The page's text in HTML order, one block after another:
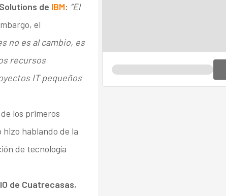
de IBM: “El
el
no es al cambio, es
recursos
IT pequeños
los primeros
hablando de la
de tecnología
de Cuatrecasas,